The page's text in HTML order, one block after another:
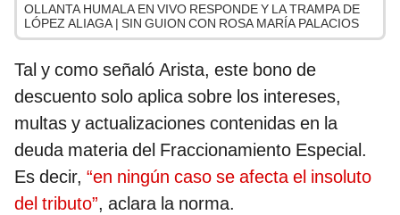
OLLANTA HUMALA EN VIVO RESPONDE Y LA TRAMPA DE
LÓPEZ ALIAGA | SIN GUION CON ROSA MARÍA PALACIOS
Tal y como señaló Arista, este bono de
descuento solo aplica sobre los intereses,
multas y actualizaciones contenidas en la
deuda materia del Fraccionamiento Especial.
Es decir, “en ningún caso se afecta el insoluto
del tributo”, aclara la norma.